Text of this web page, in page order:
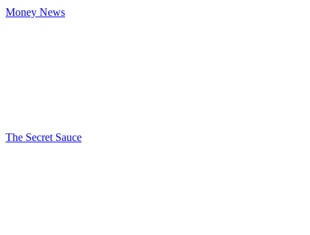
Money News
The Secret Sauce